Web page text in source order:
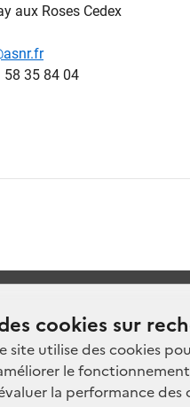
cookies sur
site utilise des cookies
le
la performance des
aux Roses Cedex
58 35 84 04